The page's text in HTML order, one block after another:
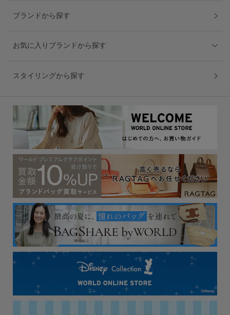
ブランドから探す
お気に入りブランドから探す
スタイリングから探す